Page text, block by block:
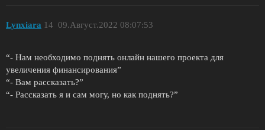
Lynxiara 09.Август.2022 08:07:53
14
“- Нам необходимо поднять онлайн нашего проекта для
увеличения финансирования”
“- Вам рассказать?”
“- Рассказать я и сам могу, но как поднять?”